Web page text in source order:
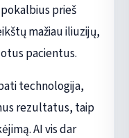
prieš
mažiau iliuzijų,
pacientus.
technologija,
rezultatus, taip
AI vis dar